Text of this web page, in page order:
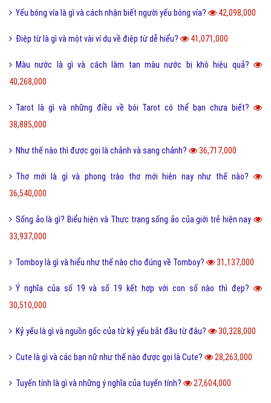
Yếu bóng vía là gì và cách nhận biết người yếu bóng vía? 42,098,000
Điệp từ là gì và một vài ví dụ về điệp từ dễ hiểu? 41,071,000
Màu nước là gì và cách làm tan màu nước bị khô hiệu quả?
40,268,000
Tarot là gì và những điều về bói Tarot có thể bạn chưa biết?
38,885,000
Như thế nào thì được gọi là chảnh và sang chảnh? 36,717,000
Thơ mới là gì và phong trào thơ mới hiện nay như thế nào?
36,540,000
Sống ảo là gì? Biểu hiện và Thực trạng sống ảo của giới trẻ hiện nay
33,937,000
Tomboy là gì và hiểu như thế nào cho đúng về Tomboy? 31,137,000
Ý nghĩa của số 19 và số 19 kết hợp với con số nào thì đẹp?
30,510,000
Kỷ yếu là gì và nguồn gốc của từ kỷ yếu bắt đầu từ đâu? 30,328,000
Cute là gì và các bạn nữ như thế nào được gọi là Cute? 28,263,000
Tuyến tính là gì và những ý nghĩa của tuyến tính? 27,604,000